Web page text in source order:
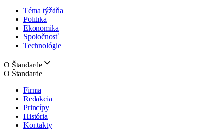
Téma týždňa
Politika
Ekonomika
Spoločnosť
Technológie
O Štandarde
O Štandarde
Firma
Redakcia
Princípy
História
Kontakty